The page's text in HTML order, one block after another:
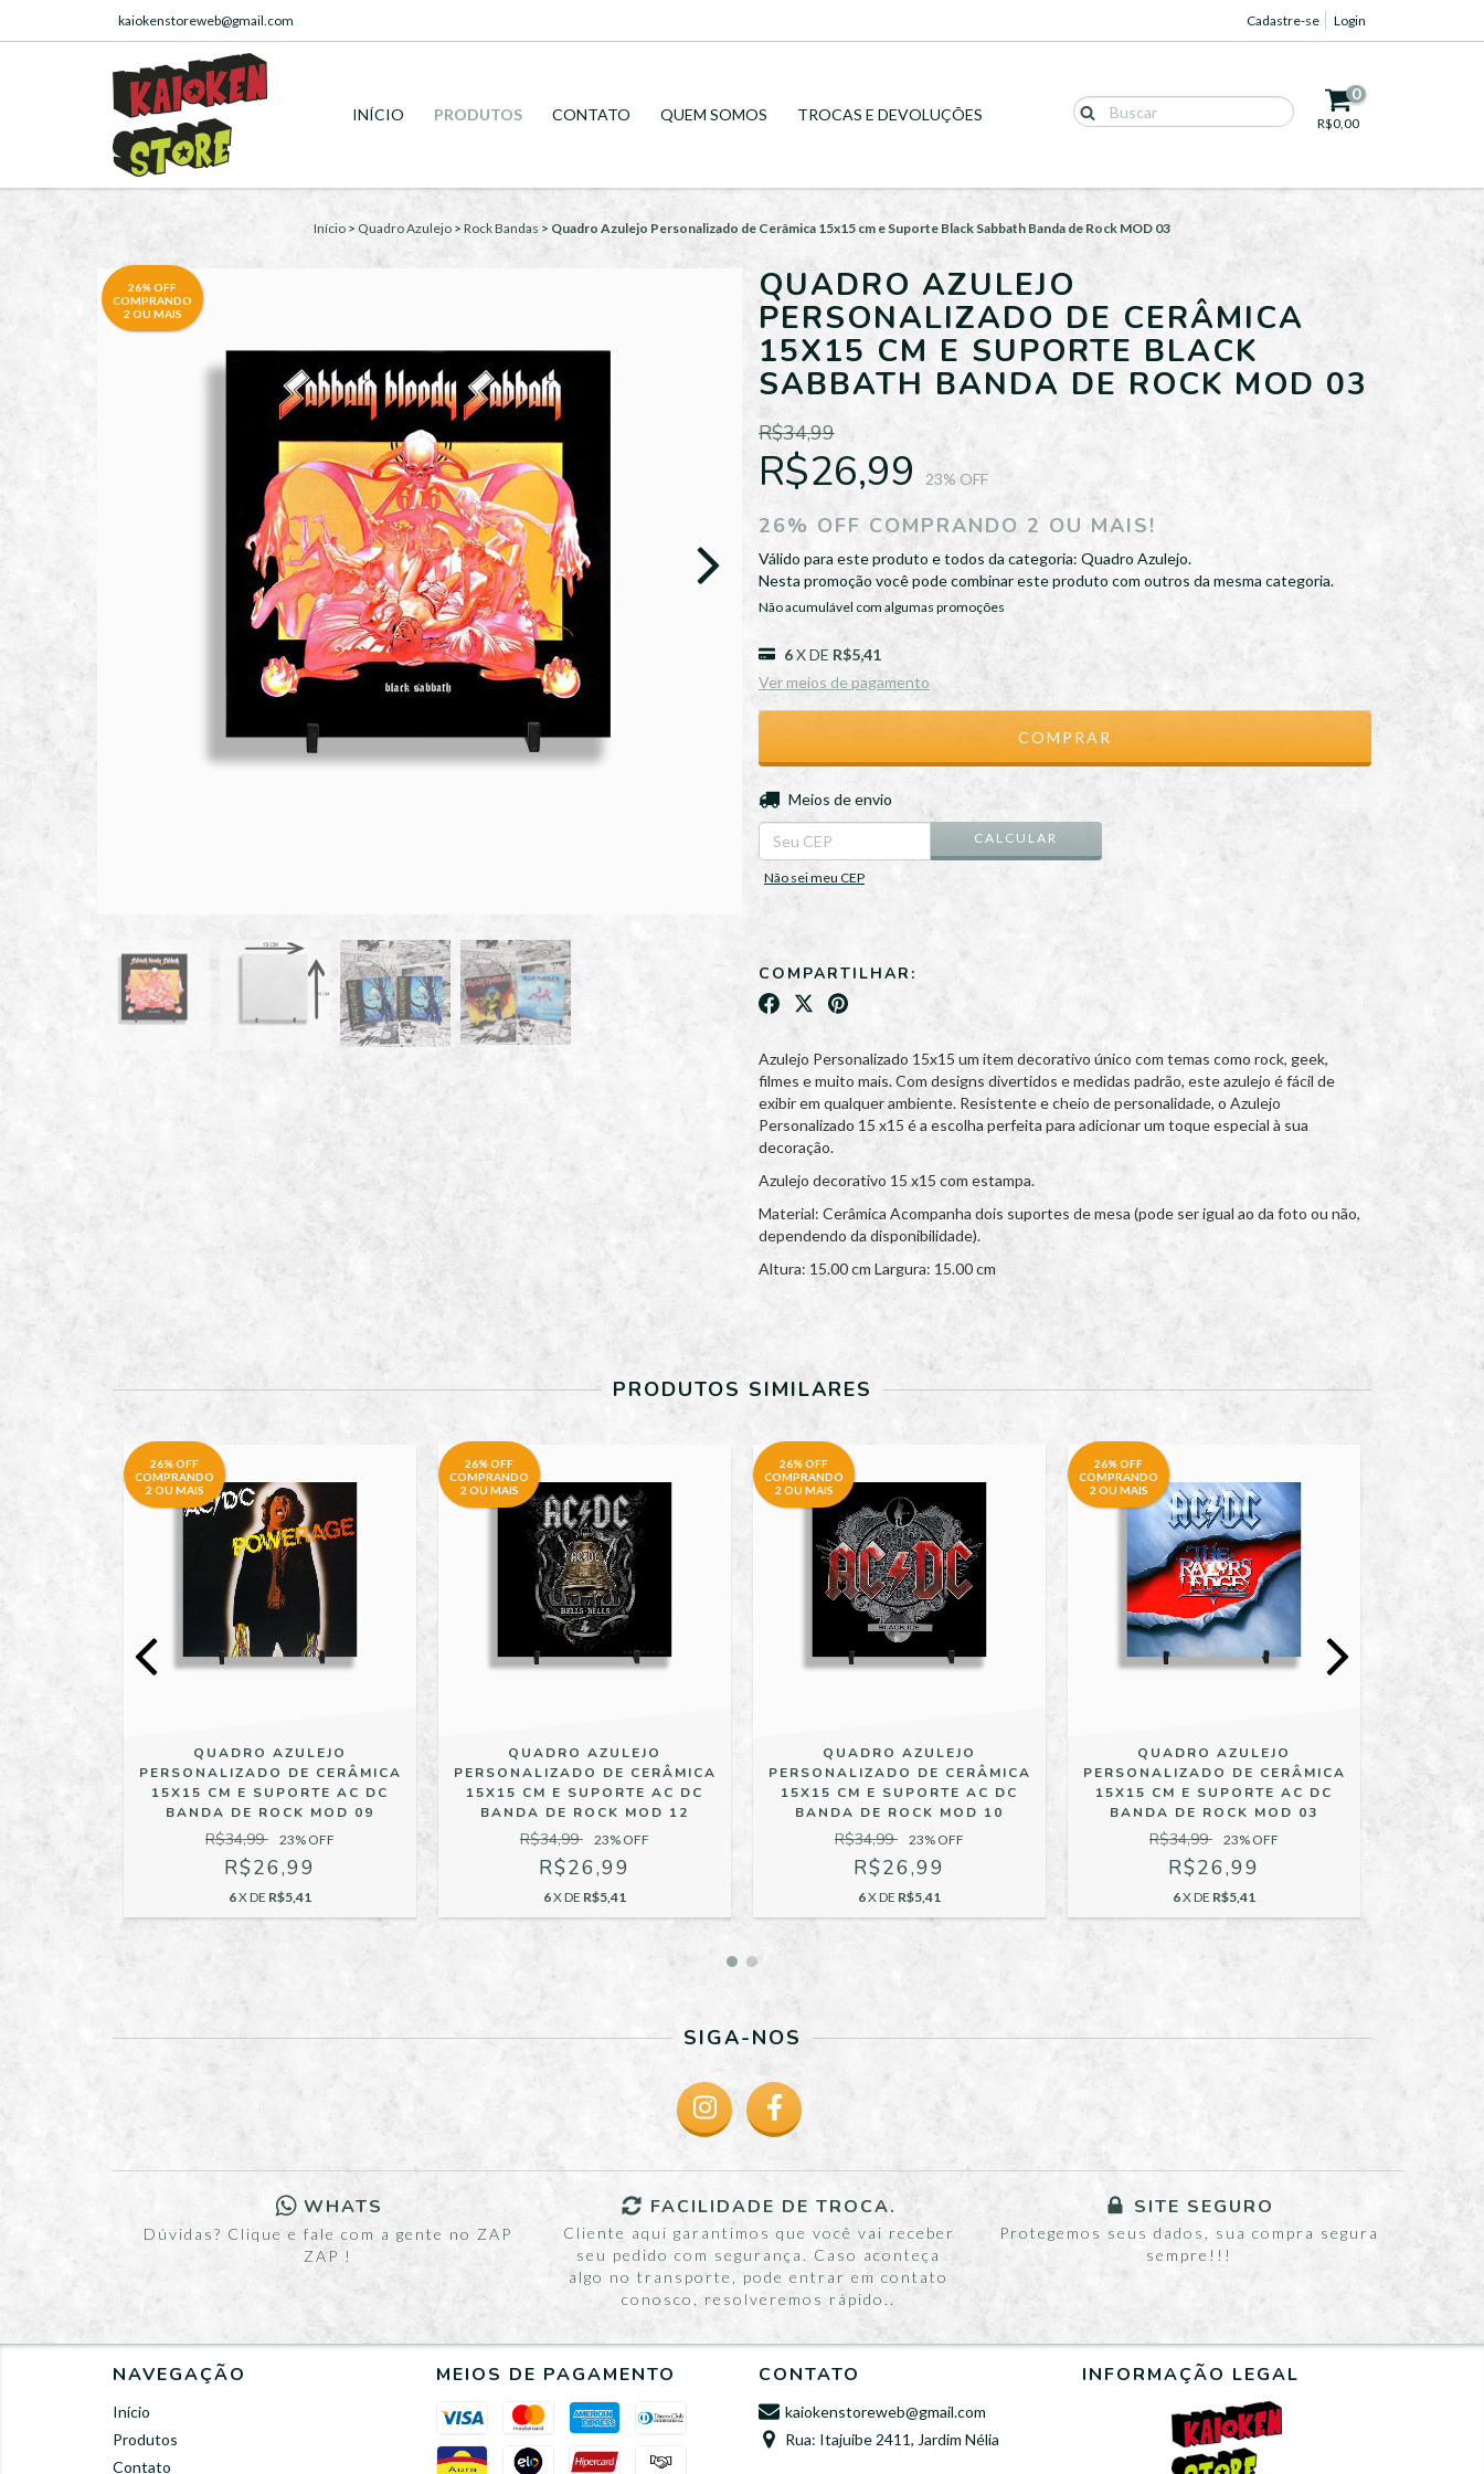
kaiokenstoreweb@gmail.com Cadastre-se Login
INÍCIO PRODUTOS CONTATO QUEM SOMOS TROCAS E DEVOLUÇÕES
0
R$0,00
Início > Quadro Azulejo > Rock Bandas > Quadro Azulejo Personalizado de Cerâmica 15x15 cm e Suporte Black Sabbath Banda de Rock MOD 03
26% OFF
COMPRANDO
2 OU MAIS
QUADRO AZULEJO
PERSONALIZADO DE CERÂMICA
15X15 CM E SUPORTE BLACK
SABBATH BANDA DE ROCK MOD 03
R$34,99
R$26,99 23% OFF
26% OFF COMPRANDO 2 OU MAIS!
Válido para este produto e todos da categoria: Quadro Azulejo.
Nesta promoção você pode combinar este produto com outros da mesma categoria.
Não acumulável com algumas promoções
6X DE R$5,41
Ver meios de pagamento
Entregas para o CEP:
Meios de envio
CALCULAR
Não sei meu CEP
COMPARTILHAR:
Azulejo Personalizado 15x15 um item decorativo único com temas como rock, geek,
filmes e muito mais. Com designs divertidos e medidas padrão, este azulejo é fácil de
exibir em qualquer ambiente. Resistente e cheio de personalidade, o Azulejo
Personalizado 15 x15 é a escolha perfeita para adicionar um toque especial à sua
decoração.
Azulejo decorativo 15 x15 com estampa.
Material: Cerâmica Acompanha dois suportes de mesa (pode ser igual ao da foto ou não,
dependendo da disponibilidade).
Altura: 15.00 cm Largura: 15.00 cm
PRODUTOS SIMILARES
26% OFF
COMPRANDO
2 OU MAIS
QUADRO AZULEJO
PERSONALIZADO DE CERÂMICA
15X15 CM E SUPORTE AC DC
BANDA DE ROCK MOD 09
R$34,99 23% OFF
R$26,99
6X DE R$5,41
26% OFF
COMPRANDO
2 OU MAIS
QUADRO AZULEJO
PERSONALIZADO DE CERÂMICA
15X15 CM E SUPORTE AC DC
BANDA DE ROCK MOD 12
R$34,99 23% OFF
R$26,99
6X DE R$5,41
26% OFF
COMPRANDO
2 OU MAIS
QUADRO AZULEJO
PERSONALIZADO DE CERÂMICA
15X15 CM E SUPORTE AC DC
BANDA DE ROCK MOD 10
R$34,99 23% OFF
R$26,99
6X DE R$5,41
26% OFF
COMPRANDO
2 OU MAIS
QUADRO AZULEJO
PERSONALIZADO DE CERÂMICA
15X15 CM E SUPORTE AC DC
BANDA DE ROCK MOD 03
R$34,99 23% OFF
R$26,99
6X DE R$5,41
SIGA-NOS
WHATS
Dúvidas? Clique e fale com a gente no ZAP
ZAP !
FACILIDADE DE TROCA.
Cliente aqui garantimos que você vai receber
seu pedido com segurança. Caso aconteça
algo no transporte, pode entrar em contato
conosco, resolveremos rápido..
SITE SEGURO
Protegemos seus dados, sua compra segura
sempre!!!
NAVEGAÇÃO
Início
Produtos
Contato
MEIOS DE PAGAMENTO CONTATO
kaiokenstoreweb@gmail.com
Rua: Itajuibe 2411, Jardim Nélia
INFORMAÇÃO LEGAL